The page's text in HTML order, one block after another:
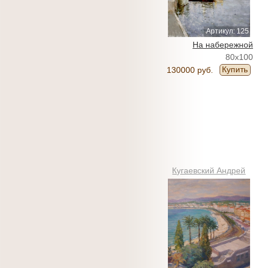
Артикул: 125
На набережной
80x100
130000 руб.
Купить
Кугаевский Андрей